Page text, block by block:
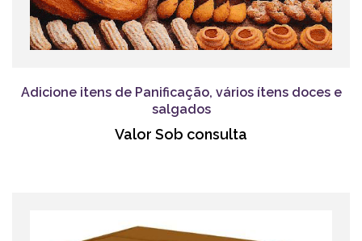
Adicione itens de Panificação, vários ítens doces e
salgados
Valor Sob consulta